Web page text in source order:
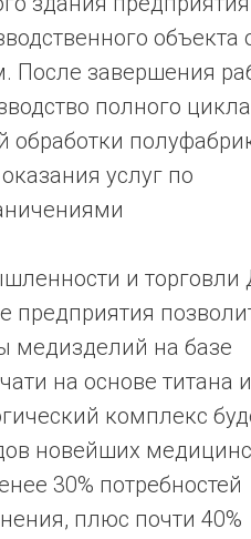
объекта
После завершения
полного цикла
услуг по
и торговли
предприятия
медизделий на базе
на основе титана и
комплекс
новейших
30% потребностей
плюс почти 40%